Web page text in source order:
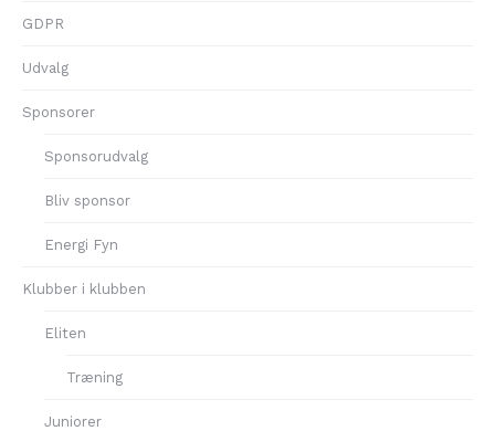
GDPR
Udvalg
Sponsorer
Sponsorudvalg
Bliv sponsor
Energi Fyn
Klubber i klubben
Eliten
Træning
Juniorer